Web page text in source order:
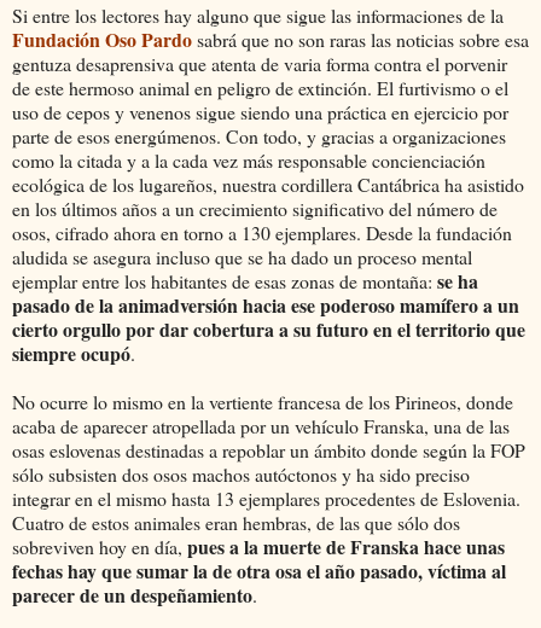
Si entre los lectores hay alguno que sigue las informaciones de la
Fundación Oso Pardosabrá que no son raras las noticias sobre esa
gentuza desaprensiva que atenta de varia forma contra el porvenir
de este hermoso animal en peligro de extinción. El furtivismo o el
uso de cepos y venenos sigue siendo una práctica en ejercicio por
parte de esos energúmenos. Con todo, y gracias a organizaciones
como la citada y a la cada vez más responsable concienciación
ecológica de los lugareños, nuestra cordillera Cantábrica ha asistido
en los últimos años a un crecimiento significativo del número de
osos, cifrado ahora en torno a 130 ejemplares. Desde la fundación
aludida se asegura incluso que se ha dado un proceso mental
ejemplar entre los habitantes de esas zonas de montaña: se ha
pasado de la animadversión hacia ese poderoso mamífero a un
cierto orgullo por dar cobertura a su futuro en el territorio que
siempre ocupó.
No ocurre lo mismo en la vertiente francesa de los Pirineos, donde
acaba de aparecer atropellada por un vehículo Franska, una de las
osas eslovenas destinadas a repoblar un ámbito donde según la FOP
sólo subsisten dos osos machos autóctonos y ha sido preciso
integrar en el mismo hasta 13 ejemplares procedentes de Eslovenia.
Cuatro de estos animales eran hembras, de las que sólo dos
sobreviven hoy en día, pues a la muerte de Franska hace unas
fechas hay que sumar la de otra osa el año pasado, víctima al
parecer de un despeñamiento.